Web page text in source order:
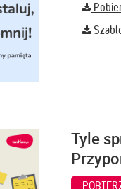
Tyle